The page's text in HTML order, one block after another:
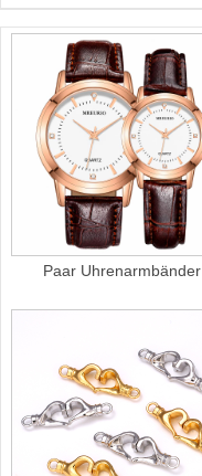
Paar Uhrenarmbänder